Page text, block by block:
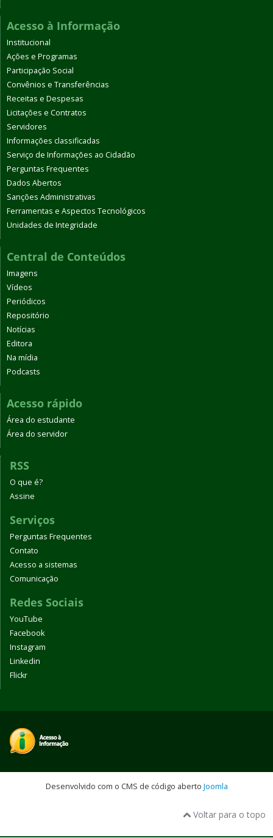
Acesso à Informação
Institucional
Ações e Programas
Participação Social
Convênios e Transferências
Receitas e Despesas
Licitações e Contratos
Servidores
Informações classificadas
Serviço de Informações ao Cidadão
Perguntas Frequentes
Dados Abertos
Sanções Administrativas
Ferramentas e Aspectos Tecnológicos
Unidades de Integridade
Central de Conteúdos
Imagens
Vídeos
Periódicos
Repositório
Notícias
Editora
Na mídia
Podcasts
Acesso rápido
Área do estudante
Área do servidor
RSS
O que é?
Assine
Serviços
Perguntas Frequentes
Contato
Acesso a sistemas
Comunicação
Redes Sociais
YouTube
Facebook
Instagram
Linkedin
Flickr
Desenvolvido com o CMS de código aberto Joomla
Voltar para o topo